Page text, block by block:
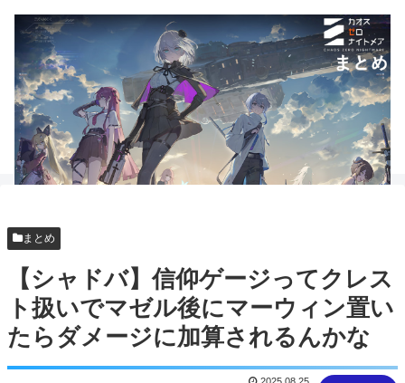
まとめ
【シャドバ】信仰ゲージってクレス
ト扱いでマゼル後にマーウィン置い
たらダメージに加算されるんかな